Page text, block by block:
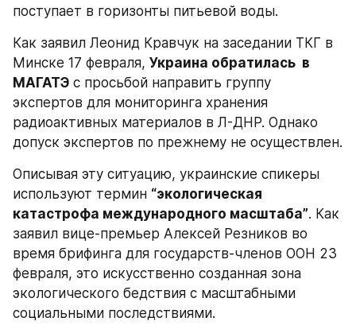
поступает в горизонты питьевой воды.
Как заявил Леонид Кравчук на заседании ТКГ в
Минске 17 февраля, Украина обратилась  в
МАГАТЭ с просьбой направить группу
экспертов для мониторинга хранения
радиоактивных материалов в Л-ДНР. Однако
допуск экспертов по прежнему не осуществлен.
Описывая эту ситуацию, украинские спикеры
используют термин “экологическая
катастрофа международного масштаба”. Как
заявил вице-премьер Алексей Резников во
время брифинга для государств-членов ООН 23
февраля, это искусственно созданная зона
экологического бедствия с масштабными
социальными последствиями.